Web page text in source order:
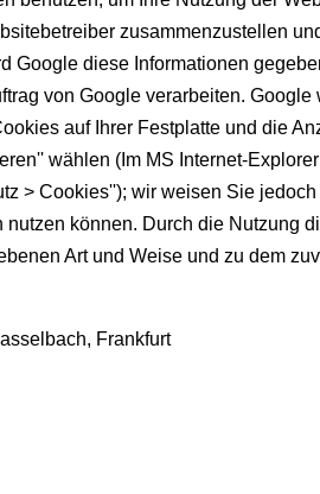
zusammenzustellen
Google diese Informationen
von Google verarbeiten.
auf Ihrer Festplatte und die
wählen (Im MS Internet-
> Cookies''); wir weisen Sie
können. Durch die Nutzung
Art und Weise und zu dem
Frankfurt